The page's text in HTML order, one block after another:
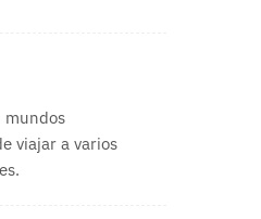
mundos
viajar a varios